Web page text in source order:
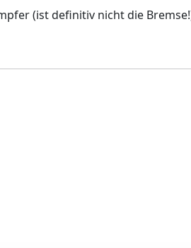
(ist definitiv nicht die